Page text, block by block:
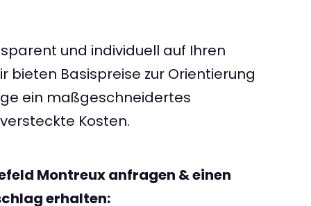
und individuell auf Ihren
bieten Basispreise zur Orientierung
ein maßgeschneidertes
Kosten.
Montreux anfragen & einen
erhalten: